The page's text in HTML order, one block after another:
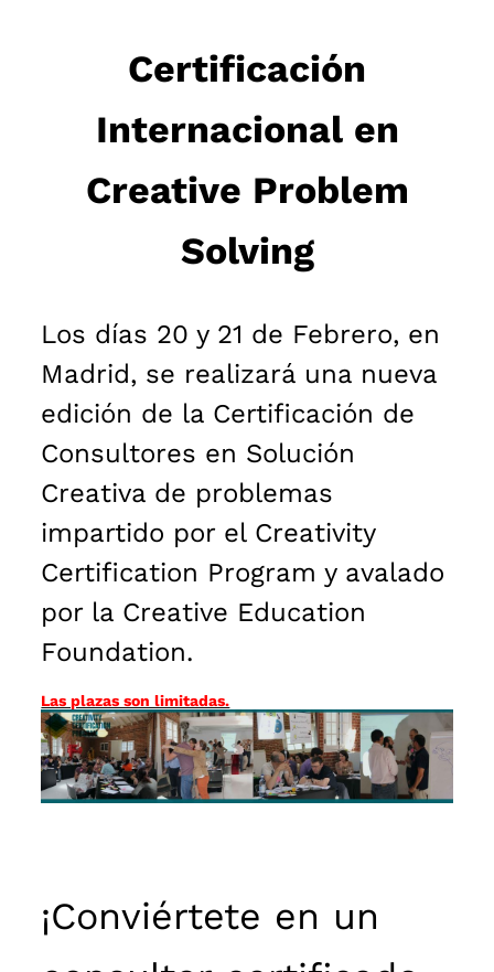
Certificación
Internacional en
Creative Problem
Solving
Los días 20 y 21 de Febrero, en
Madrid, se realizará una nueva
edición de la Certificación de
Consultores en Solución
Creativa de problemas
impartido por el Creativity
Certification Program y avalado
por la Creative Education
Foundation.
Las plazas son limitadas.
¡Conviértete en un